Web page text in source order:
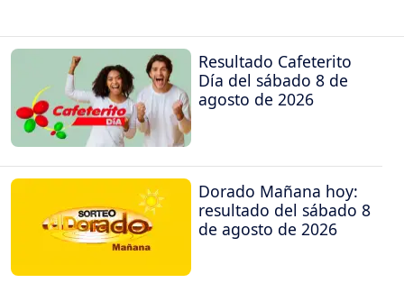
Resultado Cafeterito
Día del sábado 8 de
agosto de 2026
Dorado Mañana hoy:
resultado del sábado 8
de agosto de 2026